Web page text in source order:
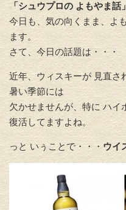
「シュウプロの よもやま話
今日も、気の向くまま、よ
ます。
さて、今日の話題は・・・
近年、ウィスキーが 見直さ
暑い季節には
欠かせませんが、特に ハイ
復活してますよね。
っと いぅことで・・・ ウイ